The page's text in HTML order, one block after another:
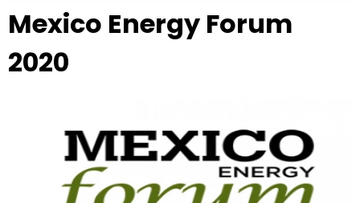
Mexico Energy Forum
2020